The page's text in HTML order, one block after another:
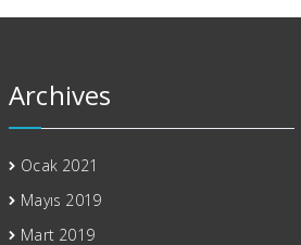
Archives
Ocak 2021
Mayıs 2019
Mart 2019